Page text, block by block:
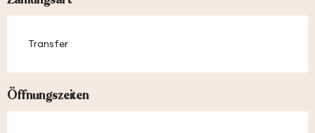
Transfer
Öffnungszeiten